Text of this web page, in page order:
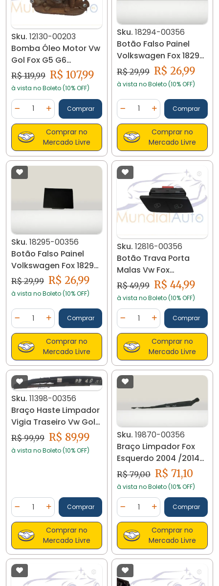
Sku. 12130-00203
Bomba Óleo Motor Vw
Gol Fox G5 G6
030115105p 12130
R$ 119,99 R$ 107,99
à vista no Boleto (10% OFF)
Diminuir Quantidade
Quantidade
Adicionar Quantidade
Comprar
Comprar no
Mercado Livre
Sku. 18294-00356
Botão Falso Painel
Volkswagen Fox 18294
C01
R$ 29,99 R$ 26,99
à vista no Boleto (10% OFF)
Diminuir Quantidade
Quantidade
AdicionarComprar
Comprar no
Mercado Livre
Sku. 18295-00356
Botão Falso Painel
Volkswagen Fox 18295
C01
R$ 29,99 R$ 26,99
à vista no Boleto (10% OFF)
Diminuir Quantidade
Quantidade
Adicionar Quantidade
Comprar
Comprar no
Mercado Livre
Sku. 12816-00356
Botão Trava Porta
Malas Vw Fox
5z09621258 12816
R$ 49,99 R$ 44,99
à vista no Boleto (10% OFF)
Diminuir Quantidade
Quantidade
AdicionarComprar
Comprar no
Mercado Livre
Sku. 11398-00356
Braço Haste Limpador
Vigia Traseiro Vw Gol
G8 11398
R$ 99,99 R$ 89,99
à vista no Boleto (10% OFF)
Diminuir Quantidade
Quantidade
Adicionar Quantidade
Comprar
Comprar no
Mercado Livre
Sku. 19870-00356
Braço Limpador Fox
Esquerdo 2004 /2014
5z0955409 19870
R$ 79,00 R$ 71,10
à vista no Boleto (10% OFF)
Diminuir Quantidade
Quantidade
AdicionarComprar
Comprar no
Mercado Livre